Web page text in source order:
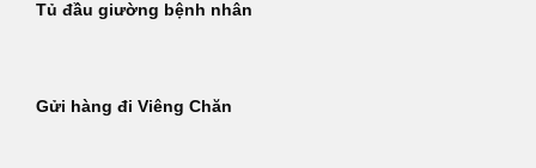
Tủ đầu giường bệnh nhân
Gửi hàng đi Viêng Chăn